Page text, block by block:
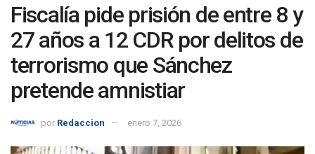
Fiscalía pide prisión de entre 8 y
27 años a 12 CDR por delitos de
terrorismo que Sánchez
pretende amnistiar
por Redaccion enero 7, 2026